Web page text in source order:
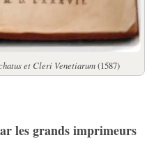
et Cleri Venetiarum(1587)
les grands imprimeurs